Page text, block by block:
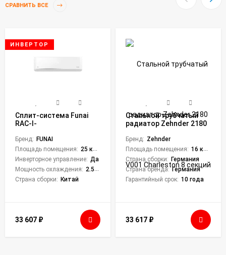
СРАВНИТЬ ВСЕ
ИНВЕРТОР
Сплит-система Funai
RAC-I-
SN25HP.D04/U Sensei
Inverter
Бренд: FUNAI
Площадь помещения: 25 кв. м.
Инверторное управление: Да
Мощность охлаждения: 2.55 кВт
Страна сборки: Китай
33 607 ₽
Стальной трубчатый
радиатор Zehnder 2180
секций
Бренд: Zehnder
Площадь помещения: 16 кв. м.
Страна сборки: Германия
Страна бренда: Германия
Гарантийный срок: 10 года
33 617 ₽